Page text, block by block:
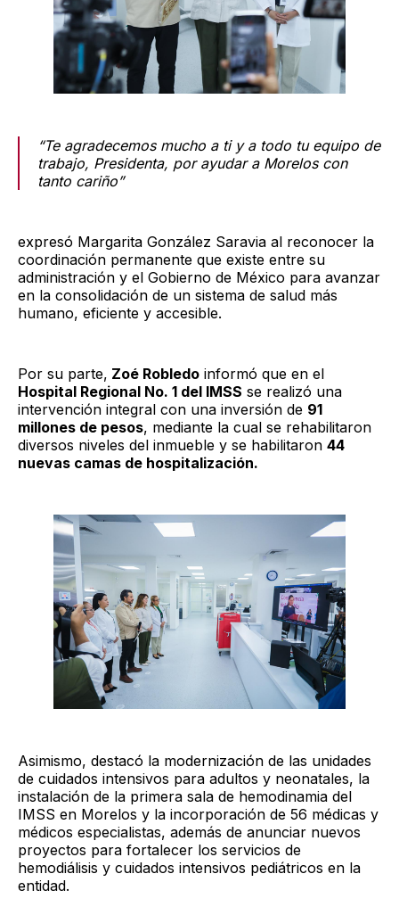
“Te agradecemos mucho a ti y a todo tu equipo de
trabajo, Presidenta, por ayudar a Morelos con
tanto cariño”
expresó Margarita González Saravia al reconocer la
coordinación permanente que existe entre su
administración y el Gobierno de México para avanzar
en la consolidación de un sistema de salud más
humano, eficiente y accesible.
Por su parte, Zoé Robledo informó que en el
Hospital Regional No. 1 del IMSS se realizó una
intervención integral con una inversión de 91
millones de pesos, mediante la cual se rehabilitaron
diversos niveles del inmueble y se habilitaron 44
nuevas camas de hospitalización.
Asimismo, destacó la modernización de las unidades
de cuidados intensivos para adultos y neonatales, la
instalación de la primera sala de hemodinamia del
IMSS en Morelos y la incorporación de 56 médicas y
médicos especialistas, además de anunciar nuevos
proyectos para fortalecer los servicios de
hemodiálisis y cuidados intensivos pediátricos en la
entidad.